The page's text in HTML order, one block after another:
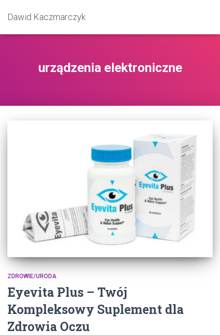
Dawid Kaczmarczyk
urządzenia elektroniczne
ZDROWIE/URODA
Eyevita Plus – Twój
Kompleksowy Suplement dla
Zdrowia Oczu